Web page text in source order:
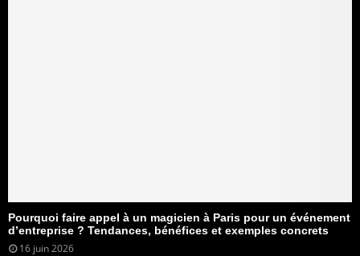
Pourquoi faire appel à un magicien à Paris pour un événement
d’entreprise ? Tendances, bénéfices et exemples concrets
16 juin 2026